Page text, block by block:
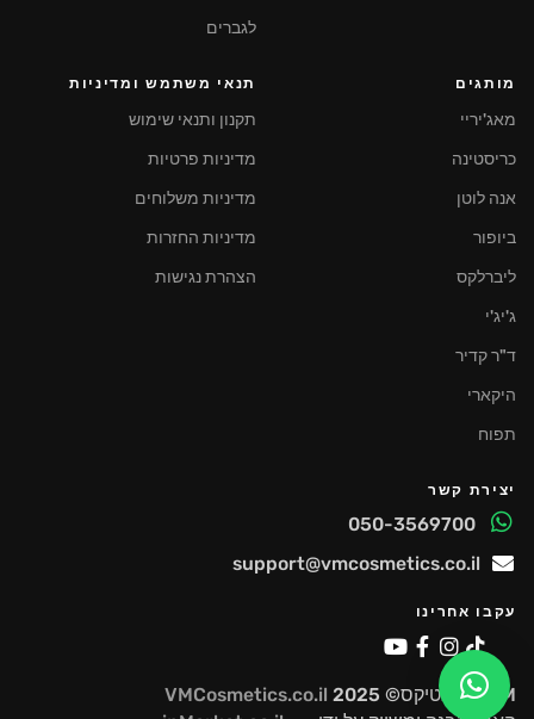
לגברים
מותגים
מאג'יריי
כריסטינה
אנה לוטן
ביופור
ליברלקס
ג'יג'י
ד"ר קדיר
היקארי
תפוח
תנאי משתמש ומדיניות
תקנון ותנאי שימוש
מדיניות פרטיות
מדיניות משלוחים
מדיניות החזרות
הצהרת נגישות
יצירת קשר
support@vmcosmetics.co.il
עקבו אחרינו
VM קוסמטיקס© 2025
VMCosmetics.co.il